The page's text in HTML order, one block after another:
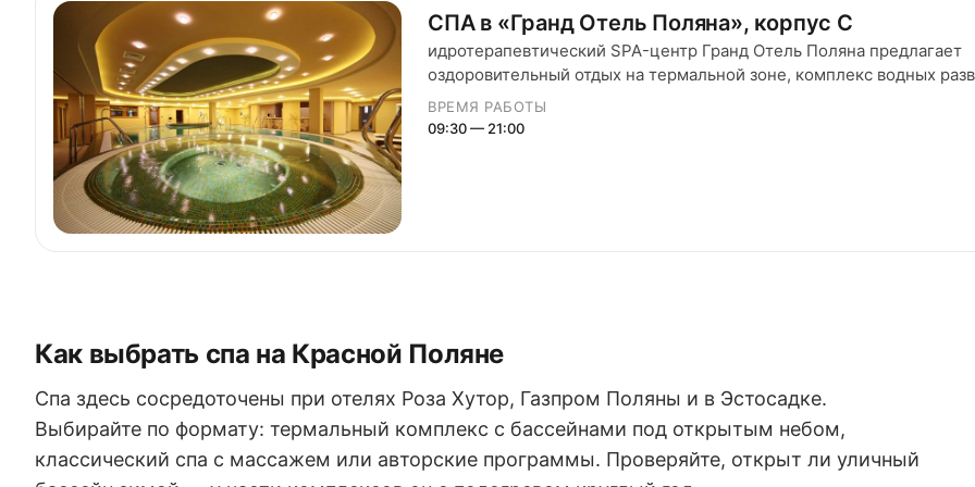
СПА в «Гранд Отель Поляна», корпус C
идротерапевтический SPA-центр Гранд Отель Поляна предлагает
оздоровительный отдых на термальной зоне, комплекс водных
процедуры для души и тела.
ВРЕМЯ РАБОТЫ
09:30 — 21:00
Как выбрать спа на Красной Поляне
Спа здесь сосредоточены при отелях Роза Хутор, Газпром Поляны и в Эстосадке.
Выбирайте по формату: термальный комплекс с бассейнами под открытым небом,
классический спа с массажем или авторские программы. Проверяйте, открыт ли уличный